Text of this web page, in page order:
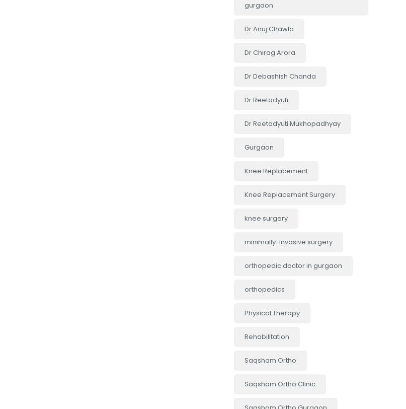
gurgaon
Dr Anuj Chawla
Dr Chirag Arora
Dr Debashish Chanda
Dr Reetadyuti
Dr Reetadyuti Mukhopadhyay
Gurgaon
Knee Replacement
Knee Replacement Surgery
knee surgery
minimally-invasive surgery
orthopedic doctor in gurgaon
orthopedics
Physical Therapy
Rehabilitation
Saqsham Ortho
Saqsham Ortho Clinic